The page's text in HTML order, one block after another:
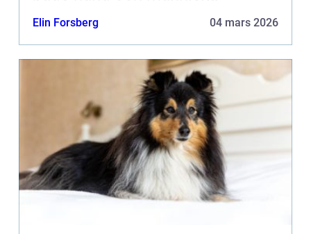
Elin Forsberg 04 mars 2026